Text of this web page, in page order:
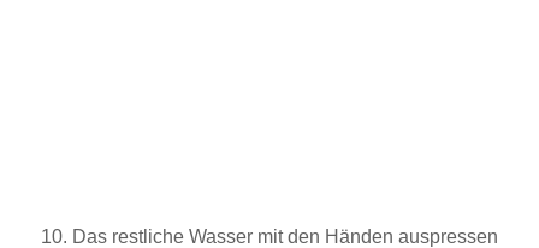
10. Das restliche Wasser mit den Händen auspressen